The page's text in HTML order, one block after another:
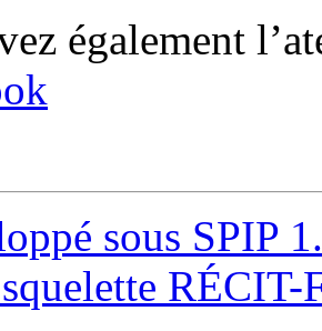
également
sous SPIP
RÉCIT-